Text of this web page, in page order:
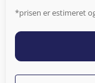
*prisen er estimeret